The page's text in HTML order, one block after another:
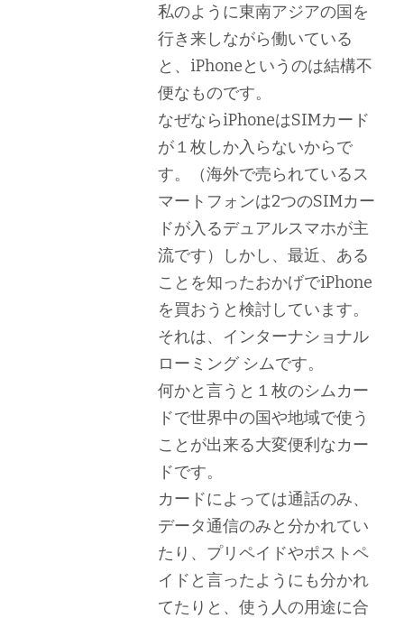
私のように東南アジアの国を
行き来しながら働いている
と、iPhoneというのは結構不
便なものです。
なぜならiPhoneはSIMカード
が１枚しか入らないからで
す。（海外で売られているス
マートフォンは2つのSIMカー
ドが入るデュアルスマホが主
流です）しかし、最近、ある
ことを知ったおかげでiPhone
を買おうと検討しています。
それは、インターナショナル
ローミング シムです。
何かと言うと１枚のシムカー
ドで世界中の国や地域で使う
ことが出来る大変便利なカー
ドです。
カードによっては通話のみ、
データ通信のみと分かれてい
たり、プリペイドやポストペ
イドと言ったようにも分かれ
てたりと、使う人の用途に合